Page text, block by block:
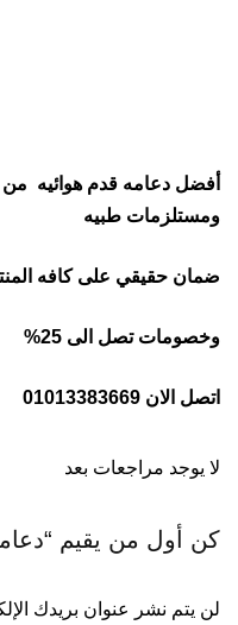
أفضل دعامه قدم هوائيه
ومستلزمات طبيه
ضمان حقيقي على كافه
وخصومات تصل الى 25%
اتصل الان 01013383669
لا يوجد مراجعات بعد
كن أول من يقيم
لن يتم نشر عنوان بريدك